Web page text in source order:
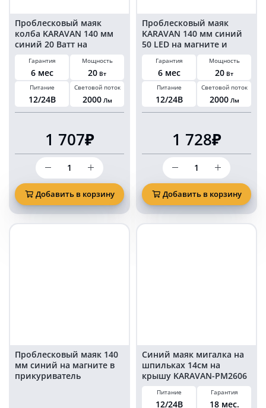
Проблесковый маяк
колба KARAVAN 140 мм
синий 20 Ватт на
магните и болтах в
прикуриватель
Гарантия
6 мес
Мощность
20 Вт
Питание
12/24В
Световой поток
2000 Лм
1 707₽
Количество
товара
Проблесковый
маяк
колба
KARAVAN
140
Добавить в корзину
Проблесковый маяк
KARAVAN 140 мм синий
50 LED на магните и
болтах в прикуриватель
Гарантия
6 мес
Мощность
20 Вт
Питание
12/24В
Световой поток
2000 Лм
1 728₽
Количество
товара
Проблесковый
маяк
KARAVAN
140
мм
Добавить в корзину
Проблесковый маяк 140
мм синий на магните в
прикуриватель
Синий маяк мигалка на
шпильках 14см на
крышу KARAVAN-PM2606
Питание
12/24В
Гарантия
18 мес.